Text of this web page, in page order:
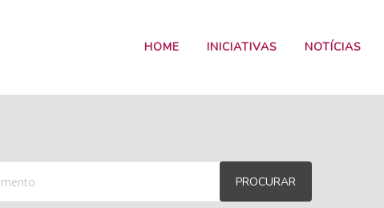
HOME INICIATIVAS NOTÍCIAS
PROCURAR